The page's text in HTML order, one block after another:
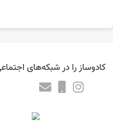
کادوساز را در شبکه‌های